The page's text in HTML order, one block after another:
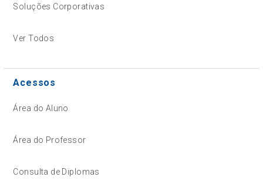
Soluções Corporativas
Ver Todos
Acessos
Área do Aluno
Área do Professor
Consulta de Diplomas